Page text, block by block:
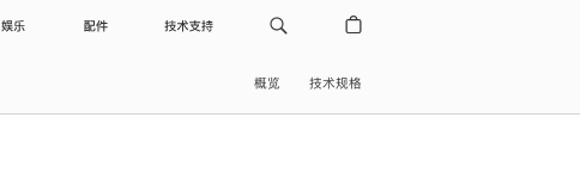
娱乐 配件 技术支持
概览 技术规格